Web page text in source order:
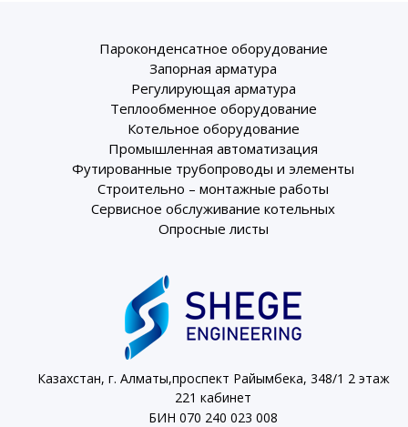
Пароконденсатное оборудование
Запорная арматура
Регулирующая арматура
Теплообменное оборудование
Котельное оборудование
Промышленная автоматизация
Футированные трубопроводы и элементы
Строительно – монтажные работы
Сервисное обслуживание котельных
Опросные листы
Казахстан, г. Алматы,проспект Райымбека, 348/1 2 этаж
221 кабинет
БИН 070 240 023 008